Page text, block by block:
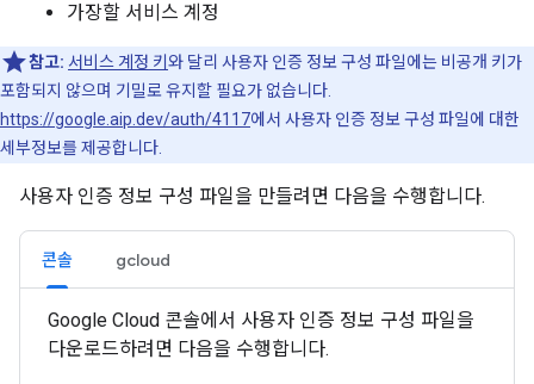
가장할 서비스 계정
참고: 서비스 계정 키 와 달리 사용자 인증 정보 구성 파일에는 비공개 키가
포함되지 않으며 기밀로 유지할 필요가 없습니다.
https://google.aip.dev/auth/4117에서 사용자 인증 정보 구성 파일에 대한
세부정보를 제공합니다.
사용자 인증 정보 구성 파일을 만들려면 다음을 수행합니다.
콘솔 gcloud
Google Cloud 콘솔에서 사용자 인증 정보 구성 파일을
다운로드하려면 다음을 수행합니다.